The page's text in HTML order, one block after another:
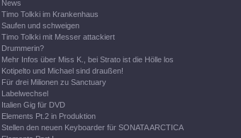
News
Timo Tolkki im Krankenhaus
Saufen und schweigen
Timo Tolkki mit Messer attackiert
Drummerin?
Mehr Infos über Miss K., bei Strato ist die Hölle los
Kotipelto und Michael sind draußen!
Für drei Milionen zu Sanctuary
Labelwechsel
Italien Gig für DVD
Elements Pt.2 in Produktion
Stellen den neuen Keyboarder für SONATA ARCTICA